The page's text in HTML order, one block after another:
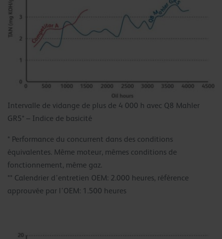
Intervalle de vidange de plus de 4 000 h avec Q8 Mahler
GR5* – Indice de basicité
* Performance du concurrent dans des conditions
équivalentes. Même moteur, mêmes conditions de
fonctionnement, même gaz.
** Calendrier d’entretien OEM: 2.000 heures, référence
approuvée par l’OEM: 1.500 heures